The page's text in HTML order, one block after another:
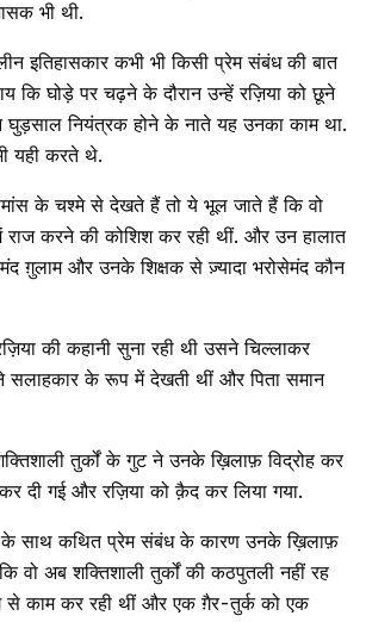
भी थी.
इतिहासकार कभी भी किसी प्रेम संबंध की बात
कि घोड़े पर चढ़ने के दौरान उन्हें रज़िया को छूने
नियंत्रक होने के नाते यह उनका काम था.
यही करते थे.
के चश्मे से देखते हैं तो ये भूल जाते हैं कि वो
राज करने की कोशिश कर रही थीं. और उन हालात
ग़ुलाम और उनके शिक्षक से ज़्यादा भरोसेमंद कौन
की कहानी सुना रही थी उसने चिल्लाकर
सलाहकार के रूप में देखती थीं और पिता समान
तुर्कों के गुट ने उनके ख़िलाफ़ विद्रोह कर
दी गई और रज़िया को क़ैद कर लिया गया.
साथ कथित प्रेम संबंध के कारण उनके ख़िलाफ़
वो अब शक्तिशाली तुर्कों की कठपुतली नहीं रह
से काम कर रही थीं और एक ग़ैर-तुर्क को एक